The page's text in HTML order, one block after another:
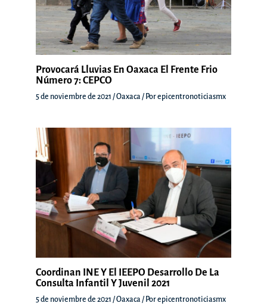
Provocará Lluvias En Oaxaca El Frente Frio
Número 7: CEPCO
5 de noviembre de 2021 /Oaxaca / Porepicentronoticiasmx
Coordinan INE Y El IEEPO Desarrollo De La
Consulta Infantil Y Juvenil 2021
5 de noviembre de 2021 /Oaxaca / Porepicentronoticiasmx